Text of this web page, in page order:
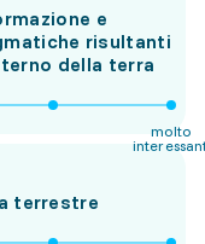
e
risultanti
della terra
molto
terrestre